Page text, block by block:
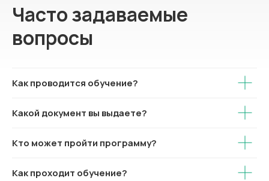
Часто задаваемые
вопросы
Как проводится обучение?
Какой документ вы выдаете?
Кто может пройти программу?
Как проходит обучение?